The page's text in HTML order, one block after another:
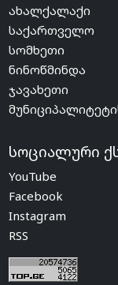
ახალქალაქი
საქართველო
სომხეთი
ნინოწმინდა
ჯავახეთი
სოციალური
YouTube
Facebook
Instagram
RSS